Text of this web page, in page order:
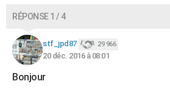
CARTE DE VOEUX
Carte de Noël
Carte Bonne année
Carte Saint-Valentin
Carte Pâques
Carte d'anniversaire
DICTIONNAIRE
Dictionnaire
Biographies
Citations
Expressions
Proverbes
RÉPONSE 1 / 4
stf_jpd87 29 966
20 déc. 2016 à 08:01
Bonjour